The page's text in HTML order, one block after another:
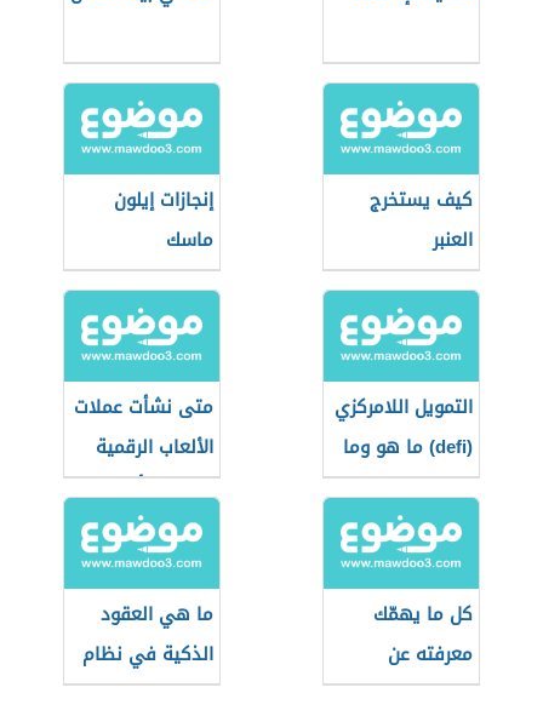
كيف يستخرج
العنبر
إنجازات إيلون
ماسك
التمويل اللامركزي
(defi) ما هو وما
استخداماته؟
متى نشأت عملات
الألعاب الرقمية
وما هي أبرز
أنواعها؟
كل ما يهمّك
معرفته عن
العملات الرقمية
ما هي العقود
الذكية في نظام
البلوك تشين وما